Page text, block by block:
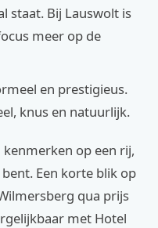
staat. Bij Lauswolt is
meer op de
en prestigieus.
knus en natuurlijk.
op een rij,
Een korte blik op
qua prijs
met Hotel